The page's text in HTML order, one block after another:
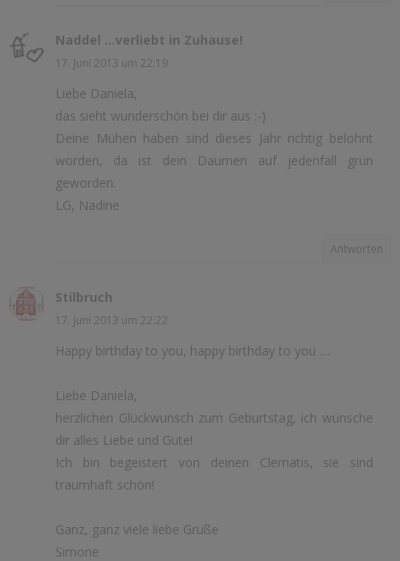
Naddel ...verliebt in Zuhause!
17. Juni 2013 um 22:19
Liebe Daniela,
das sieht wunderschön bei dir aus :-)
Deine Mühen haben sind dieses Jahr richtig belohnt
worden, da ist dein Daumen auf jedenfall grün
geworden.
LG, Nadine
Antworten
Stilbruch
17. Juni 2013 um 22:22
Happy birthday to you, happy birthday to you ....
Liebe Daniela,
herzlichen Glückwunsch zum Geburtstag, ich wünsche
dir alles Liebe und Gute!
Ich bin begeistert von deinen Clematis, sie sind
traumhaft schön!
Ganz, ganz viele liebe Grüße
Simone